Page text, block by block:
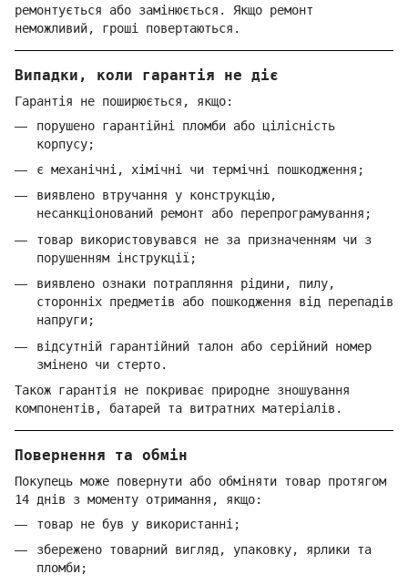
ремонтується або замінюється. Якщо ремонт
неможливий, гроші повертаються.
Випадки, коли гарантія не діє
Гарантія не поширюється, якщо:
порушено гарантійні пломби або цілісність
корпусу;
є механічні, хімічні чи термічні пошкодження;
виявлено втручання у конструкцію,
несанкціонований ремонт або перепрограмування;
товар використовувався не за призначенням чи з
порушенням інструкції;
виявлено ознаки потрапляння рідини, пилу,
сторонніх предметів або пошкодження від перепадів
напруги;
відсутній гарантійний талон або серійний номер
змінено чи стерто.
Також гарантія не покриває природне зношування
компонентів, батарей та витратних матеріалів.
Повернення та обмін
Покупець може повернути або обміняти товар протягом
14 днів з моменту отримання, якщо:
товар не був у використанні;
збережено товарний вигляд, упаковку, ярлики та
пломби;